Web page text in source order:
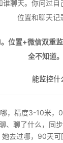
谁聊天。你问过
位置和聊天记
位置+微信双重
全不知道。
能监控什
，精度3-10米，
、聊了什么，同
她去过哪，90天可